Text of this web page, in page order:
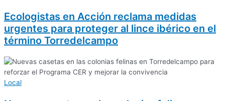
Ecologistas en Acción reclama medidas
urgentes para proteger al lince ibérico en el
término Torredelcampo
Local